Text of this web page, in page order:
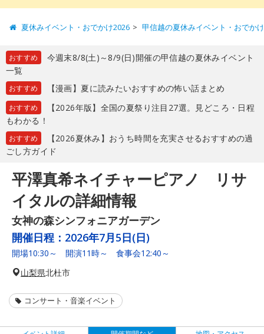
夏休みイベント・おでかけ2026 甲信越の夏休みイベント・おでか
おすすめ
今週末8/8(土)～8/9(日)開催の甲信越の夏休みイベント
一覧
おすすめ 【漫画】夏に読みたいおすすめの怖い話まとめ
おすすめ
【2026年版】全国の夏祭り注目27選。見どころ・日程
もわかる！
おすすめ
【2026夏休み】おうち時間を充実させるおすすめの過
ごし方ガイド
平澤真希ネイチャーピアノ リサ
イタルの詳細情報
女神の森シンフォニアガーデン
開催日程： 2026年7月5日(日)
開場10:30～ 開演11時～ 食事会12:40～
山梨県北杜市
コンサート・音楽イベント